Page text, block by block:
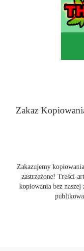
Zakaz
Zakazujemy
zastrzeżone! Treści-
kopiowania bez